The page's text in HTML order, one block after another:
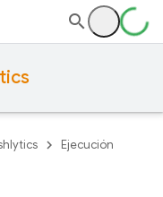
Ejecución